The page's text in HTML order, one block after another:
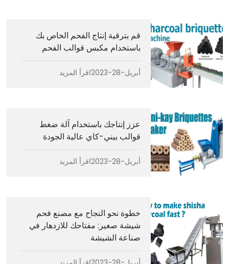
قم بترقية إنتاج الفحم الخاص بك
باستخدام مكبس قوالب الفحم
أبريل-28-2023 اقرأ المزيد
عزز إنتاجك باستخدام آلة ضغط
قوالب بيني-كاي عالية الجودة
أبريل-28-2023 اقرأ المزيد
خطوة نحو النجاح مع مصنع فحم
شيشة صغير: مفتاحك للازدهار في
صناعة الشيشة